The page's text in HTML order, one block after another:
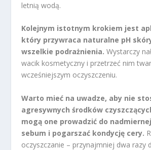
letnią wodą.
Kolejnym istotnym krokiem jest
który przywraca naturalne pH
wszelkie podrażnienia. Wystarczy
wacik kosmetyczny i przetrzeć nim
wcześniejszym oczyszczeniu.
Warto mieć na uwadze, aby nie
agresywnych środków
mogą one prowadzić do
sebum i pogarszać kondycję cery.
oczyszczanie – przynajmniej dwa razy